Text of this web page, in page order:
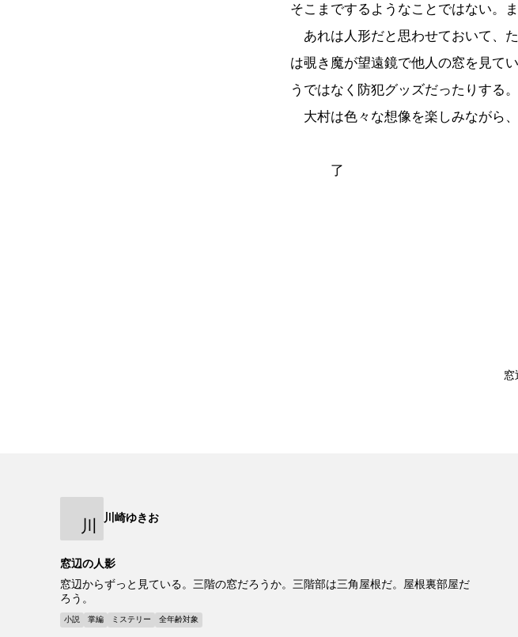
そこまでするようなことではない。
あれは人形だと思わせておいて、
は覗き魔が望遠鏡で他人の窓を見て
うではなく防犯グッズだったりする。
大村は色々な想像を楽しみながら
了
窓
川 川崎ゆきお
窓辺の人影
窓辺からずっと見ている。三階の窓だろうか。三階部は三角屋根だ。屋根裏部屋だ
ろう。
小説 掌編 ミステリー 全年齢対象